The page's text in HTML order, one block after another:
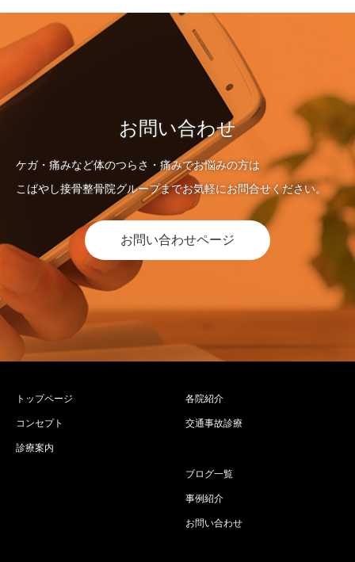
お問い合わせ
ケガ・痛みなど体のつらさ・痛みでお悩みの方は
こばやし接骨整骨院グループまでお気軽にお問合せください。
お問い合わせページ
トップページ
コンセプト
診療案内
各院紹介
交通事故診療
ブログ一覧
事例紹介
お問い合わせ